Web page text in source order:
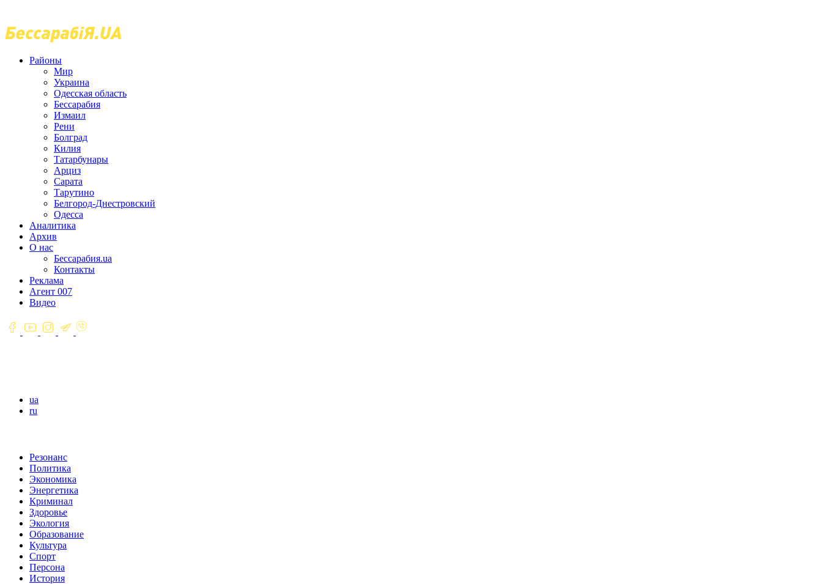
Районы
Мир
Украина
Одесская область
Бессарабия
Измаил
Рени
Болград
Килия
Татарбунары
Арциз
Сарата
Тарутино
Белгород-Днестровский
Одесса
Аналитика
Архив
О нас
Бессарабия.ua
Контакты
Реклама
Агент 007
Видео
ua
ru
Резонанс
Политика
Экономика
Энергетика
Криминал
Здоровье
Экология
Образование
Культура
Спорт
Персона
История